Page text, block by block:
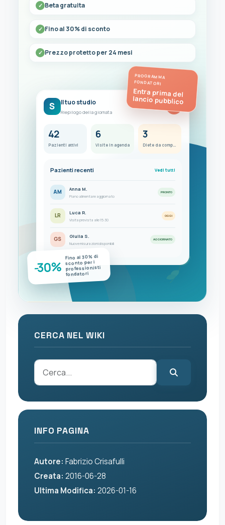
Beta gratuita
Fino al 30% di sconto
Prezzo protetto per 24 mesi
PROGRAMMA
FONDATORI
Entra prima del
lancio pubblico
S Il tuo studio
Riepilogo della giornata
FC
42
Pazienti attivi
6
Visite in agenda
3
Pazienti recenti Vedi tutti
AM Anna M.
Piano alimentare aggiornato
PRONTO
LR Luca R.
Visita prevista alle 15:30
OGGI
GS Giulia S.
Nuove misurazioni disponibili
AGGIORNATO
-30%
Fino al 30% di
sconto per i
professionisti
fondatori
CERCA NEL WIKI
INFO PAGINA
Autore: Fabrizio Crisafulli
Creata: 2016-06-28
Ultima Modifica: 2026-01-16